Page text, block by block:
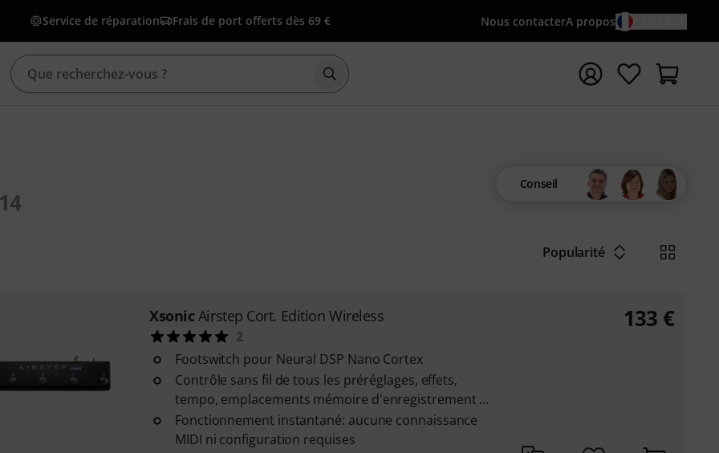
Service de réparation Frais de port offerts dès 69 € Nous contacterA propos
Démarrer la recherche avec le terme de recherche
Conseil
Popularité
XsonicAirstep Cort. Edition Wireless
2
Footswitch pour Neural DSP Nano Cortex
Contrôle sans fil de tous les préréglages, effets,
tempo, emplacements mémoire d'enregistrement ...
Fonctionnement instantané: aucune connaissance
MIDI ni configuration requises
133 €